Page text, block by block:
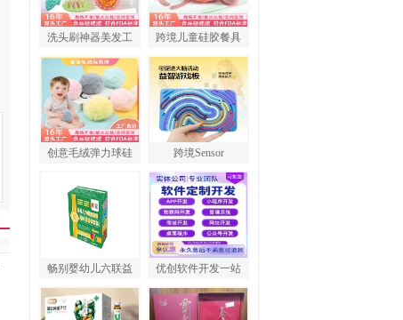
洗头刷神器美发工 跨境儿童硅胶餐具
创意毛绒弹力球硅 跨境Sensor
畅别婴幼儿六联益 优创软件开发一站